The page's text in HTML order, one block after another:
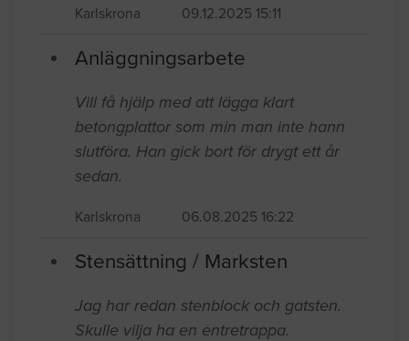
Karlskrona 09.12.2025 15:11
Anläggningsarbete
Vill få hjälp med att lägga klart
betongplattor som min man inte hann
slutföra. Han gick bort för drygt ett år
sedan.
Karlskrona 06.08.2025 16:22
Stensättning / Marksten
Jag har redan stenblock och gatsten.
Skulle vilja ha en entretrappa.